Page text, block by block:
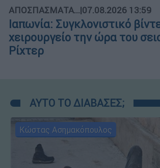
ΑΠΟΣΠΑΣΜΑΤΑ...|07.08.2026 13:59
Ιαπωνία: Συγκλονιστικό
χειρουργείο την ώρα του
Ρίχτερ
ΑΥΤΟ ΤΟ ΔΙΑΒΑΣΕΣ;
Κώστας Ασημακόπουλος